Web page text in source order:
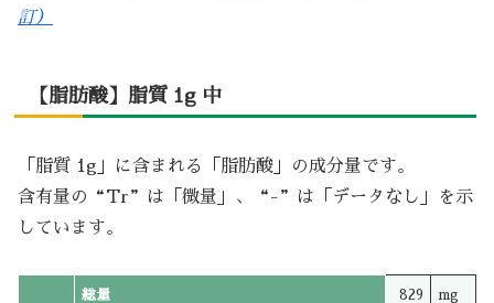
訂）
【脂肪酸】脂質 1g 中
「脂質 1g」に含まれる「脂肪酸」の成分量です。
含有量の“Tr”は「微量」、“-”は「データなし」を示
しています。
総量 829 mg